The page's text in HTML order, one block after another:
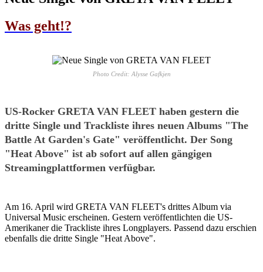
Was geht!?
Photo Credit: Alysse Gafkjen
US-Rocker GRETA VAN FLEET haben gestern die
dritte Single und Trackliste ihres neuen Albums "The
Battle At Garden's Gate" veröffentlicht. Der Song
"Heat Above" ist ab sofort auf allen gängigen
Streamingplattformen verfügbar.
Am 16. April wird GRETA VAN FLEET's drittes Album via
Universal Music erscheinen. Gestern veröffentlichten die US-
Amerikaner die Trackliste ihres Longplayers. Passend dazu erschien
ebenfalls die dritte Single "Heat Above".